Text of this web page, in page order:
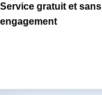
Service gratuit et sans
engagement